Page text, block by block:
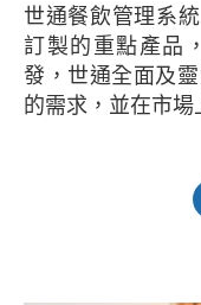
世通餐飲管理系
訂製的重點產品
發，世通全面及
的需求，並在市場